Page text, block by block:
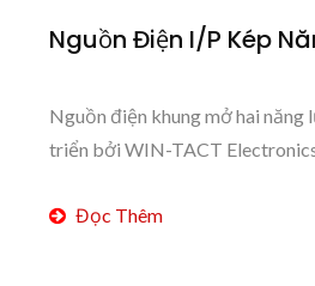
Nguồn Điện I/P Kép
Nguồn điện khung mở hai
triển bởi WIN-TACT
Đọc Thêm